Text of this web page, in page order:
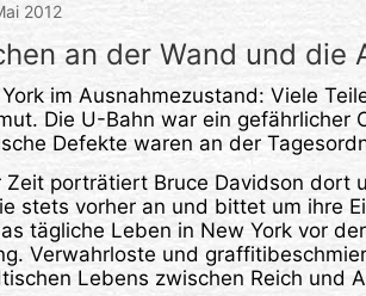
2012
an der Wand und
im Ausnahmezustand: Viele
Die U-Bahn war ein gefährlicher
Defekte waren an der
porträtiert Bruce Davidson dort
stets vorher an und bittet um ihre
tägliche Leben in New York vor
Verwahrloste und
Lebens zwischen Reich und